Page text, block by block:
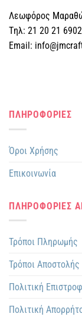
Λεωφόρος
Tηλ: 21 20 21
Email:
ΠΛΗΡΟΦΟΡΙΕΣ
Όροι Χρήσης
Επικοινωνία
ΠΛΗΡΟΦΟΡΙΕΣ
Τρόποι Πληρωμής
Τρόποι Αποστολής
Πολιτική
Πολιτική